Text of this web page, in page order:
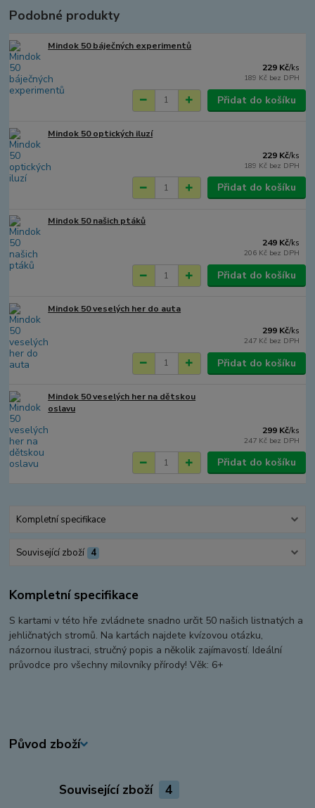
Podobné produkty
Mindok 50 báječných experimentů
229 Kč/ks
189 Kč bez DPH
Přidat do košíku
Mindok 50 optických iluzí
229 Kč/ks
189 Kč bez DPH
Přidat do košíku
Mindok 50 našich ptáků
249 Kč/ks
206 Kč bez DPH
Přidat do košíku
Mindok 50 veselých her do auta
299 Kč/ks
247 Kč bez DPH
Přidat do košíku
Mindok 50 veselých her na dětskou
oslavu
299 Kč/ks
247 Kč bez DPH
Přidat do košíku
Kompletní specifikace
Související zboží 4
Kompletní specifikace
S kartami v této hře zvládnete snadno určit 50 našich listnatých a
jehličnatých stromů. Na kartách najdete kvízovou otázku,
názornou ilustraci, stručný popis a několik zajímavostí. Ideální
průvodce pro všechny milovníky přírody! Věk: 6+
Původ zboží
Související zboží 4